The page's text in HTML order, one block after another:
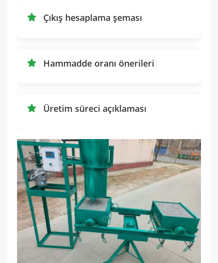
Çıkış hesaplama şeması
Hammadde oranı önerileri
Üretim süreci açıklaması